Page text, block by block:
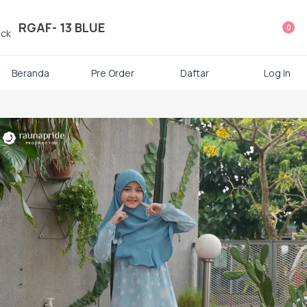
RGAF- 13 BLUE 0
Beranda Pre Order Daftar Log In
Kaos kaki
Mukena
Gamis Dewasa